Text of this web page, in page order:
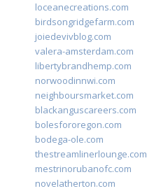
loceanecreations.com
birdsongridgefarm.com
joiedevivblog.com
valera-amsterdam.com
libertybrandhemp.com
norwoodinnwi.com
neighboursmarket.com
blackanguscareers.com
bolesfororegon.com
bodega-ole.com
thestreamlinerlounge.com
mestrinorubanofc.com
novelatherton.com